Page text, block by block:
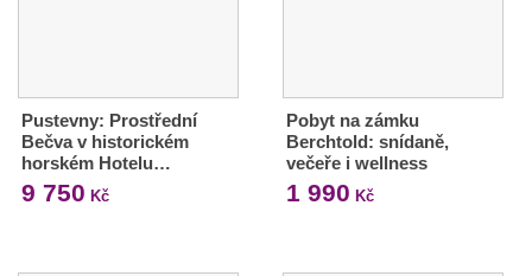
Pustevny: Prostřední
Bečva v historickém
horském Hotelu…
9 750 Kč
Pobyt na zámku
Berchtold: snídaně,
večeře i wellness
1 990 Kč